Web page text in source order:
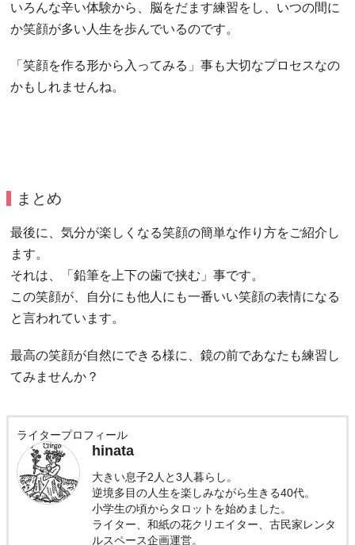
いろんな辛い体験から、脳をだます練習をし、いつの間に
か笑顔が多い人生を歩んでいるのです。
「笑顔を作る形から入ってみる」事も大切なプロセスなの
かもしれませんね。
まとめ
最後に、気分が楽しくなる笑顔の簡単な作り方をご紹介し
ます。
それは、「鉛筆を上下の歯で挟む」事です。
この笑顔が、自分にも他人にも一番いい笑顔の表情になる
と言われています。
最高の笑顔が自然にできる様に、鏡の前であなたも練習し
てみませんか？
ライタープロフィール
hinata
大きい息子2人と3人暮らし。
逆境多目の人生を楽しみながら生きる40代。
小学生の頃からタロットを始めました。
ライター、和紙の花クリエイター、古民家レンタ
ルスペース企画運営。